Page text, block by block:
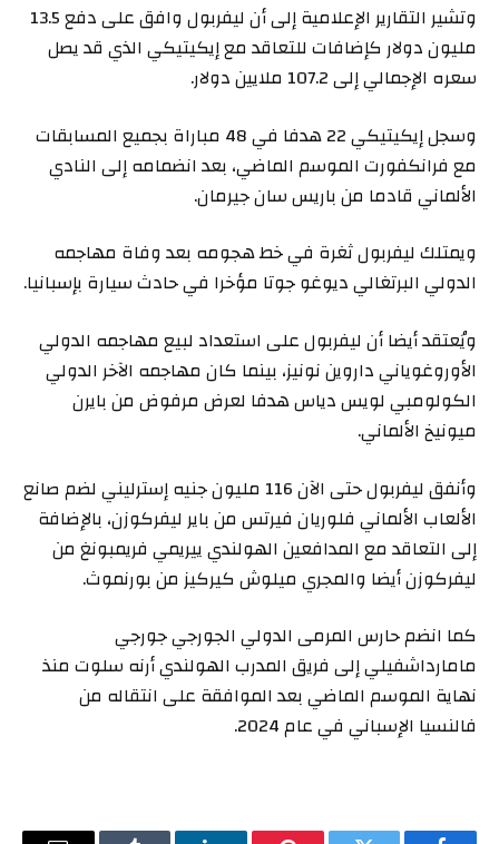
وتشير التقارير الإعلامية إلى أن ليفربول وافق على دفع 13.5
مليون دولار كإضافات للتعاقد مع إيكيتيكي الذي قد يصل
سعره الإجمالي إلى 107.2 ملايين دولار.
وسجل إيكيتيكي 22 هدفا في 48 مباراة بجميع المسابقات
مع فرانكفورت الموسم الماضي، بعد انضمامه إلى النادي
الألماني قادما من باريس سان جيرمان.
ويمتلك ليفربول ثغرة في خط هجومه بعد وفاة مهاجمه
الدولي البرتغالي ديوغو جوتا مؤخرا في حادث سيارة بإسبانيا.
ويُعتقد أيضا أن ليفربول على استعداد لبيع مهاجمه الدولي
الأوروغوياني داروين نونيز، بينما كان مهاجمه الآخر الدولي
الكولومبي لويس دياس هدفا لعرض مرفوض من بايرن
ميونيخ الألماني.
وأنفق ليفربول حتى الآن 116 مليون جنيه إسترليني لضم صانع
الألعاب الألماني فلوريان فيرتس من باير ليفركوزن، بالإضافة
إلى التعاقد مع المدافعين الهولندي ييريمي فريمبونغ من
ليفركوزن أيضا والمجري ميلوش كيركيز من بورنموث.
كما انضم حارس المرمى الدولي الجورجي جورجي
مامارداشفيلي إلى فريق المدرب الهولندي أرنه سلوت منذ
نهاية الموسم الماضي بعد الموافقة على انتقاله من
فالنسيا الإسباني في عام 2024.